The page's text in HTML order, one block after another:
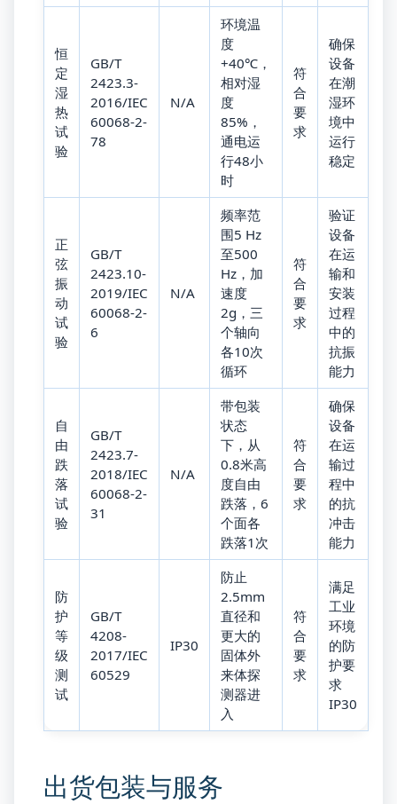
恒
定
湿
热
试
验
GB/T
2423.3-
2016/IEC
60068-2-
78
N/A
环境温
度
+40℃，
相对湿
度
85%，
通电运
行48小
时
符
合
要
求
确保
设备
在潮
湿环
境中
运行
稳定
正
弦
振
动
试
验
GB/T
2423.10-
2019/IEC
60068-2-
6
N/A
频率范
围5 Hz
至500
Hz，加
速度
2g，三
个轴向
各10次
循环
符
合
要
求
验证
设备
在运
输和
安装
过程
中的
抗振
能力
自
由
跌
落
试
验
GB/T
2423.7-
2018/IEC
60068-2-
31
N/A
带包装
状态
下，从
0.8米高
度自由
跌落，6
个面各
跌落1次
符
合
要
求
确保
设备
在运
输过
程中
的抗
冲击
能力
防
护
等
级
测
试
GB/T
4208-
2017/IEC
60529
IP30
防止
2.5mm
直径和
更大的
固体外
来体探
测器进
入
符
合
要
求
满足
工业
环境
的防
护要
求
IP30
出货包装与服务